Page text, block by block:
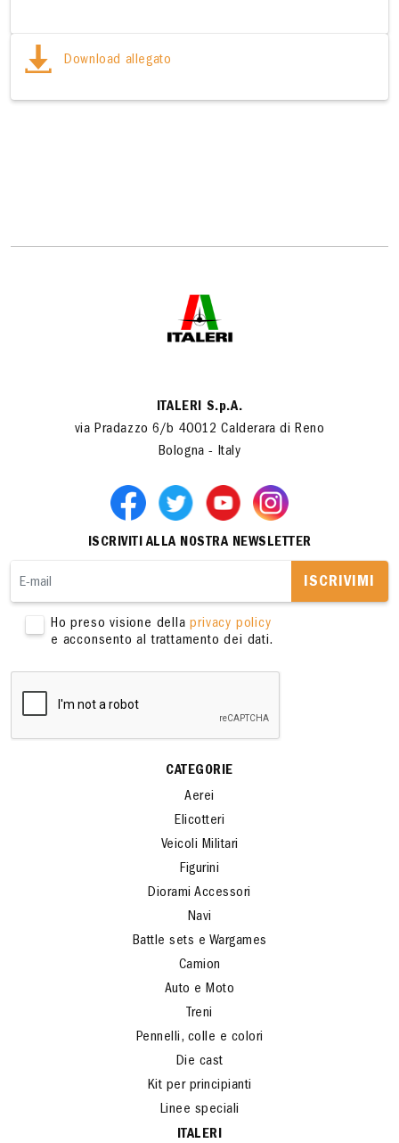
Download allegato
ITALERI S.p.A.
via Pradazzo 6/b 40012 Calderara di Reno
Bologna - Italy
ISCRIVITI ALLA NOSTRA NEWSLETTER
ISCRIVIMI
Ho preso visione dellaprivacy policy
e acconsento al trattamento dei dati.
CATEGORIE
Aerei
Elicotteri
Veicoli Militari
Figurini
Diorami Accessori
Navi
Battle sets e Wargames
Camion
Auto e Moto
Treni
Pennelli, colle e colori
Die cast
Kit per principianti
Linee speciali
ITALERI